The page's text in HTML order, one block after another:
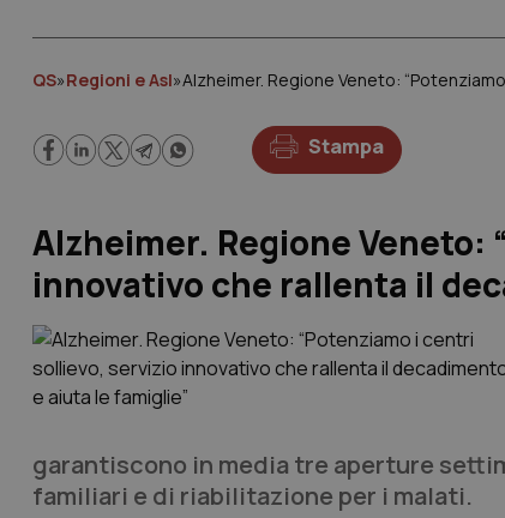
QS»Regioni e Asl»Alzheimer. Regione Veneto:
Stampa
Alzheimer. Regione
innovativo che rallenta il
garantiscono in media tre aperture
familiari e di riabilitazione per i malati.